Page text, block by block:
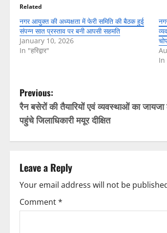
Related
नगर आयुक्त की अध्यक्षता में फेरी समिति की बैठक हुई
संपन्न सात प्रस्ताव पर बनी आपसी सहमति
January 10, 2026
In "हरिद्वार"
In
P
o
s
n
a
v
Previous:
रैन बसेरों की तैयारियों एवं व्यवस्थाओं का
पहुंचे जिलाधिकारी मयूर दीक्षित
Leave a Reply
Your email address will not be
Comment*